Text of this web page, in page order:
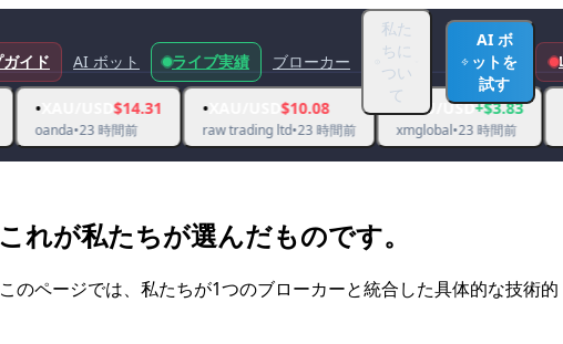
イド AI ボット ライブ実績 ブローカー
私た
ちに
つい
て
AI ボ
ットを
試す
$14.31
23 時間前
•XAU/USD $10.08
raw trading ltd•23 時間前
•XAU/USD+$3.83
xmglobal 23 時間前
•XAU/USD
globalprime
れが私たちが選んだものです。
ページでは、私たちが1つのブローカーと統合した具体的な技術